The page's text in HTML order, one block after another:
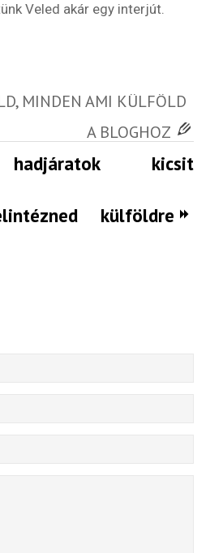
Veled akár egy interjút.
, MINDEN AMI KÜLFÖLD
A BLOGHOZ
kicsit
külföldre